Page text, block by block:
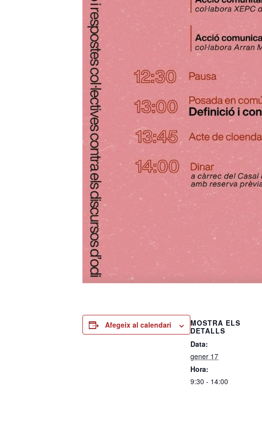
Afegeix al calendari
MOSTRA ELS
DETALLS
Data:
gener 17
Hora:
9:30 - 14:00